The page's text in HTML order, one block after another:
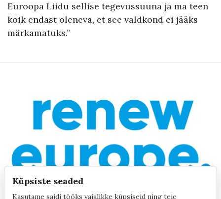
Euroopa Liidu sellise tegevussuuna ja ma teen
kõik endast oleneva, et see valdkond ei jääks
märkamatuks.”
Küpsiste seaded
Kasutame saidi tööks vajalikke küpsiseid ning teie